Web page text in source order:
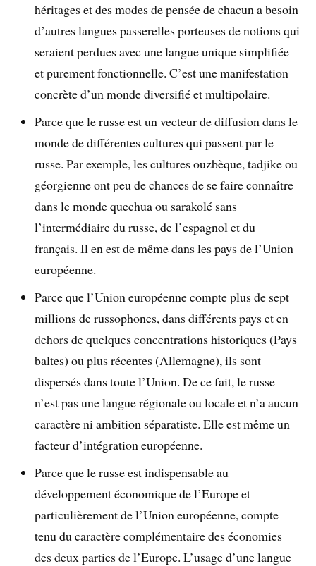
héritages et des modes de pensée de chacun a besoin
d’autres langues passerelles porteuses de notions qui
seraient perdues avec une langue unique simplifiée
et purement fonctionnelle. C’est une manifestation
concrète d’un monde diversifié et multipolaire.
Parce que le russe est un vecteur de diffusion dans le
monde de différentes cultures qui passent par le
russe. Par exemple, les cultures ouzbèque, tadjike ou
géorgienne ont peu de chances de se faire connaître
dans le monde quechua ou sarakolé sans
l’intermédiaire du russe, de l’espagnol et du
français. Il en est de même dans les pays de l’Union
européenne.
Parce que l’Union européenne compte plus de sept
millions de russophones, dans différents pays et en
dehors de quelques concentrations historiques (Pays
baltes) ou plus récentes (Allemagne), ils sont
dispersés dans toute l’Union. De ce fait, le russe
n’est pas une langue régionale ou locale et n’a aucun
caractère ni ambition séparatiste. Elle est même un
facteur d’intégration européenne.
Parce que le russe est indispensable au
développement économique de l’Europe et
particulièrement de l’Union européenne, compte
tenu du caractère complémentaire des économies
des deux parties de l’Europe. L’usage d’une langue